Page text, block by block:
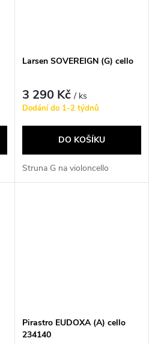
Larsen SOVEREIGN (G) cello
3 290 Kč/ ks
Dodání do 1-2 týdnů
DO KOŠÍKU
Struna G na violoncello
Pirastro EUDOXA (A) cello
234140